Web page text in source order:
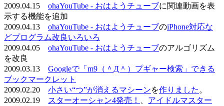
2009.04.15 ohaYouTube - おはようチューブに関連動画を表
示する機能を追加
2009.04.13 ohaYouTube - おはようチューブのiPhone対応な
どプログラム改良いろいろ
2009.04.05 ohaYouTube - おはようチューブのアルゴリズム
を改良
2009.03.13 Googleで「m9（＾Д＾）プギャー検索」できる
ブックマークレット
2009.02.20 小さい“つ”が消えるマシーンを作りました 。
2009.02.19
スターオーシャン4発売！
アイドルマスター